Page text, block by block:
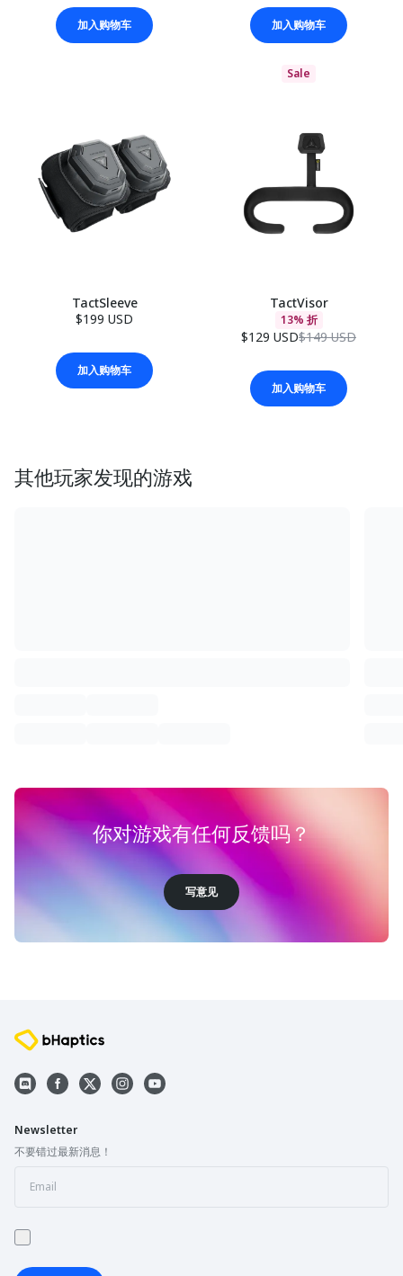
加入购物车 加入购物车
TactSleeve
$199 USD
加入购物车
Sale
TactVisor
13% 折
$129 USD$149 USD
加入购物车
其他玩家发现的游戏
你对游戏有任何反馈吗？
写意见
Newsletter
不要错过最新消息！